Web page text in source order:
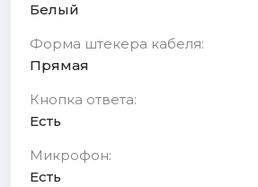
Белый
Форма штекера кабеля:
Прямая
Кнопка ответа:
Есть
Микрофон:
Есть